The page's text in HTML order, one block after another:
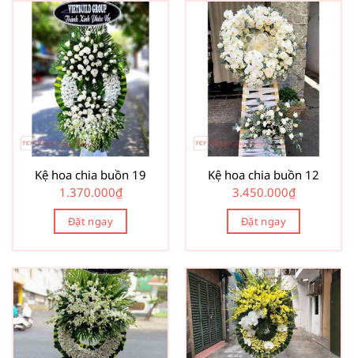
Kệ hoa chia buồn 19
1.370.000₫
Đặt ngay
Kệ hoa chia buồn 12
3.450.000₫
Đặt ngay